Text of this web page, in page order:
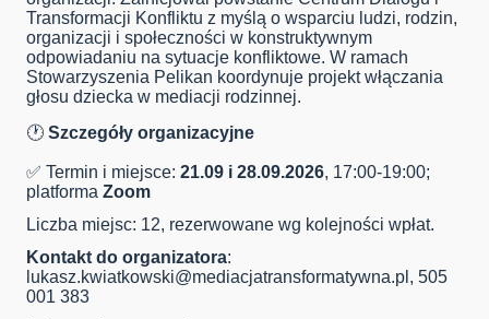
Transformacji Konfliktu z myślą o wsparciu ludzi, rodzin,
organizacji i społeczności w konstruktywnym
odpowiadaniu na sytuacje konfliktowe. W ramach
Stowarzyszenia Pelikan koordynuje projekt włączania
głosu dziecka w mediacji rodzinnej.
🕐 Szczegóły organizacyjne
✅ Termin i miejsce: 21.09 i 28.09.2026, 17:00-19:00;
platforma Zoom
Liczba miejsc: 12, rezerwowane wg kolejności wpłat.
Kontakt do organizatora:
lukasz.kwiatkowski@mediacjatransformatywna.pl , 505
001 383